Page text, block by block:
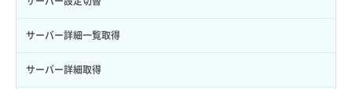
サーバー詳細一覧取得
サーバー詳細取得